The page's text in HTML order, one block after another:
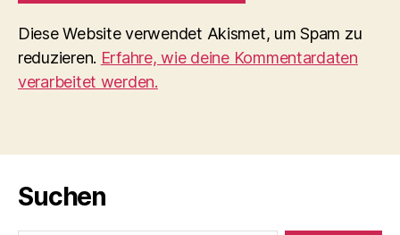
Diese Website verwendet Akismet, um Spam zu
reduzieren. Erfahre, wie deine Kommentardaten
verarbeitet werden.
Suchen